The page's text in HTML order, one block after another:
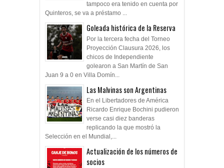
tampoco era tenido en cuenta por
Quinteros, se va a préstamo ...
Goleada histórica de la Reserva
Por la tercera fecha del Torneo
Proyección Clausura 2026, los
chicos de Independiente
golearon a San Martín de San
Juan 9 a 0 en Villa Domín...
Las Malvinas son Argentinas
En el Libertadores de América
Ricardo Enrique Bochini pudieron
verse casi diez banderas
replicando la que mostró la
Selección en el Mundial,...
Actualización de los números de
socios